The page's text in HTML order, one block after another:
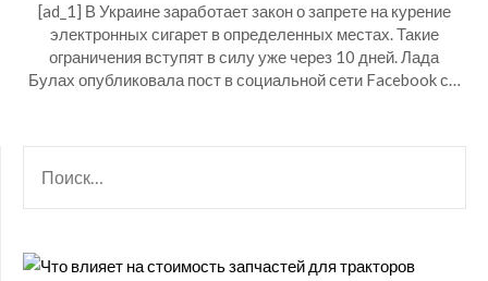
[ad_1] В Украине заработает закон о запрете на курение
электронных сигарет в определенных местах. Такие
ограничения вступят в силу уже через 10 дней. Лада
Булах опубликовала пост в социальной сети Facebook с…